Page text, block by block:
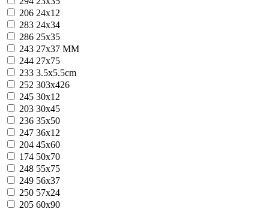
206 24x12
283 24x34
286 25x35
243 27x37 MM
244 27x75
233 3.5x5.5cm
252 303x426
245 30x12
203 30x45
236 35x50
247 36x12
204 45x60
174 50x70
248 55x75
249 56x37
250 57x24
205 60x90